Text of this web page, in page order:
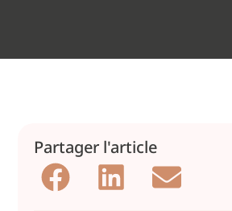
Partager l'article